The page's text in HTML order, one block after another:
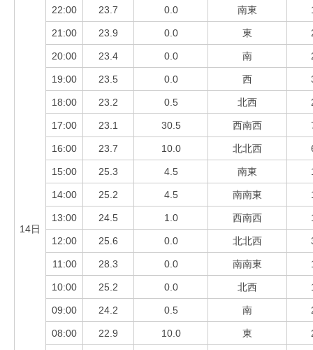
14日
22:00 23.7 0.0 南東
21:00 23.9 0.0 東
20:00 23.4 0.0 南
19:00 23.5 0.0 西
18:00 23.2 0.5 北西
17:00 23.1 30.5 西南西
16:00 23.7 10.0 北北西
15:00 25.3 4.5 南東
14:00 25.2 4.5 南南東
13:00 24.5 1.0 西南西
12:00 25.6 0.0 北北西
11:00 28.3 0.0 南南東
10:00 25.2 0.0 北西
09:00 24.2 0.5 南
08:00 22.9 10.0 東